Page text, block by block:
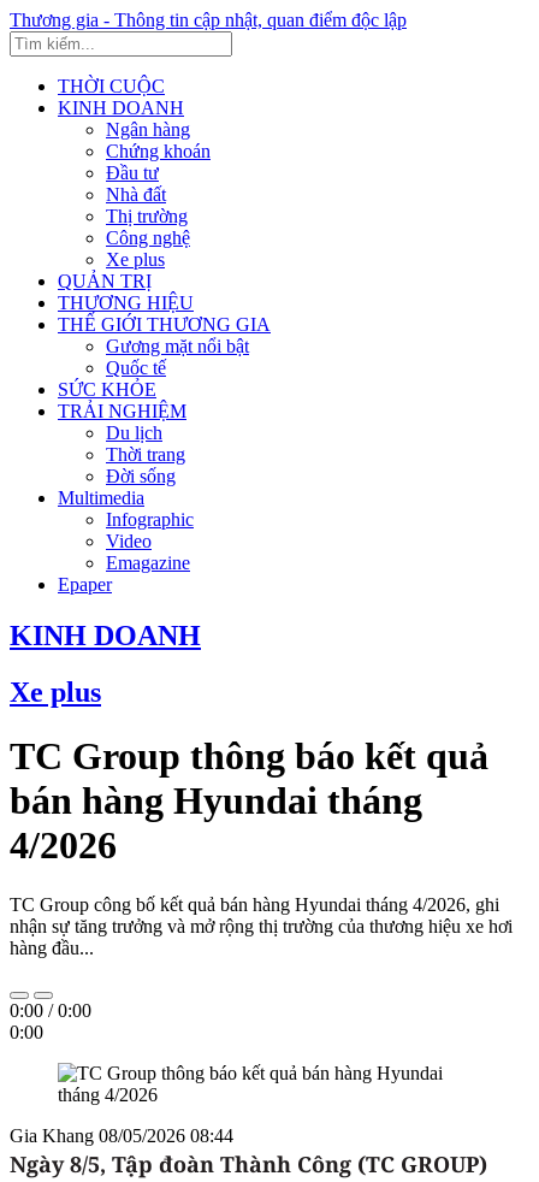
Thương gia - Thông tin cập nhật, quan điểm độc lập
THỜI CUỘC
KINH DOANH
Ngân hàng
Chứng khoán
Đầu tư
Nhà đất
Thị trường
Công nghệ
Xe plus
QUẢN TRỊ
THƯƠNG HIỆU
THẾ GIỚI THƯƠNG GIA
Gương mặt nổi bật
Quốc tế
SỨC KHỎE
TRẢI NGHIỆM
Du lịch
Thời trang
Đời sống
Multimedia
Infographic
Video
Emagazine
Epaper
KINH DOANH
Xe plus
TC Group thông báo kết quả
bán hàng Hyundai tháng
4/2026
TC Group công bố kết quả bán hàng Hyundai tháng 4/2026, ghi
nhận sự tăng trưởng và mở rộng thị trường của thương hiệu xe hơi
hàng đầu...
0:00 /0:00
0:00
Gia Khang 08/05/2026 08:44
Ngày 8/5, Tập đoàn Thành Công (TC GROUP)